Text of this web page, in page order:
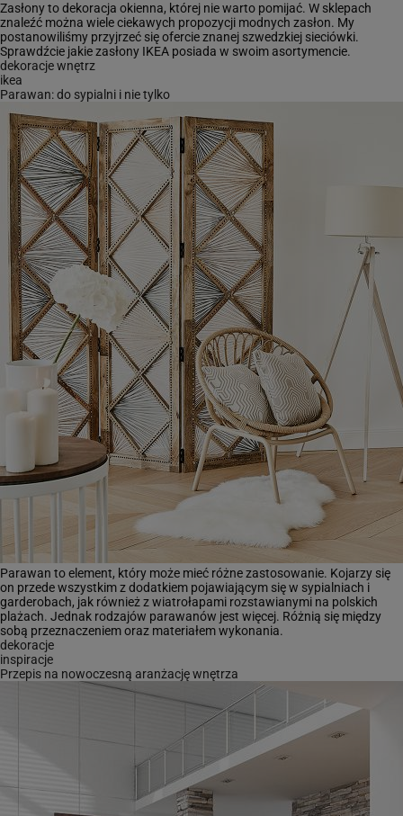
Zasłony to dekoracja okienna, której nie warto pomijać. W sklepach
znaleźć można wiele ciekawych propozycji modnych zasłon. My
postanowiliśmy przyjrzeć się ofercie znanej szwedzkiej sieciówki.
Sprawdźcie jakie zasłony IKEA posiada w swoim asortymencie.
dekoracje wnętrz
ikea
Parawan: do sypialni i nie tylko
Parawan to element, który może mieć różne zastosowanie. Kojarzy się
on przede wszystkim z dodatkiem pojawiającym się w sypialniach i
garderobach, jak również z wiatrołapami rozstawianymi na polskich
plażach. Jednak rodzajów parawanów jest więcej. Różnią się między
sobą przeznaczeniem oraz materiałem wykonania.
dekoracje
inspiracje
Przepis na nowoczesną aranżację wnętrza